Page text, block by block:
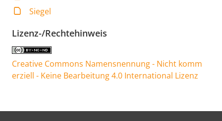
Siegel
Lizenz-/Rechtehinweis
Creative Commons Namensnennung - Nicht komm
erziell - Keine Bearbeitung 4.0 International Lizenz